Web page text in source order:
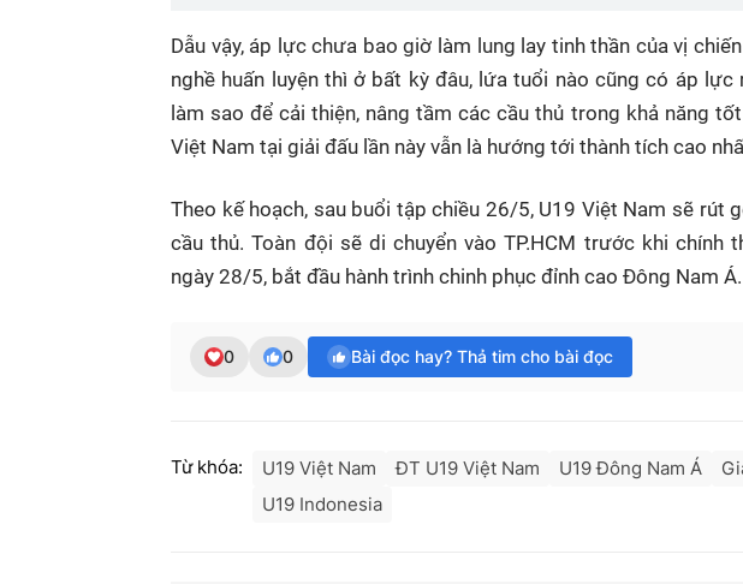
Dẫu vậy, áp lực chưa bao giờ làm lung lay tinh thần của vị
nghề huấn luyện thì ở bất kỳ đâu, lứa tuổi nào cũng có áp
làm sao để cải thiện, nâng tầm các cầu thủ trong khả năng
Việt Nam tại giải đấu lần này vẫn là hướng tới thành tích cao
Theo kế hoạch, sau buổi tập chiều 26/5, U19 Việt Nam sẽ rút
cầu thủ. Toàn đội sẽ di chuyển vào TP.HCM trước khi chính
ngày 28/5, bắt đầu hành trình chinh phục đỉnh cao Đông Nam Á.
0 0 Bài đọc hay? Thả tim cho bài đọc
Từ khóa: U19 Việt Nam ĐT U19 Việt Nam U19 Đông Nam Á
U19 Indonesia